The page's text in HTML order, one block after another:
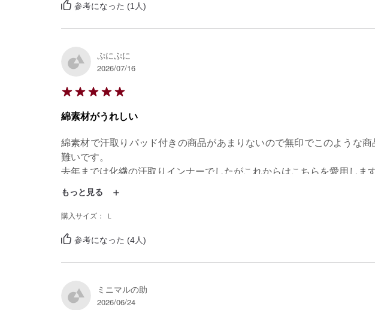
参考になった (1人)
ぷにぷに
2026/07/16
綿素材がうれしい
綿素材で汗取りパッド付きの商品があまりないので無印でこのような商
難いです。
去年までは化繊の汗取りインナーでしたがこれからはこちらを愛用します
もっと見る
購入サイズ： Ｌ
参考になった (4人)
ミニマルの助
2026/06/24